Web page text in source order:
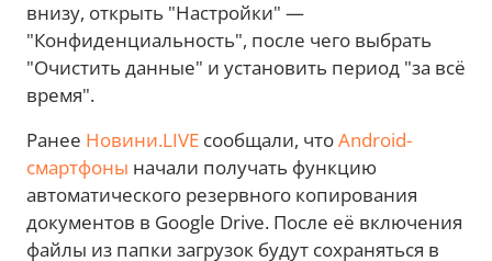
внизу, открыть "Настройки" —
"Конфиденциальность", после чего выбрать
"Очистить данные" и установить период "за всё
время".
Ранее Новини.LIVE сообщали, чтоAndroid-
смартфоны начали получать функцию
автоматического резервного копирования
документов в Google Drive. После её включения
файлы из папки загрузок будут сохраняться в